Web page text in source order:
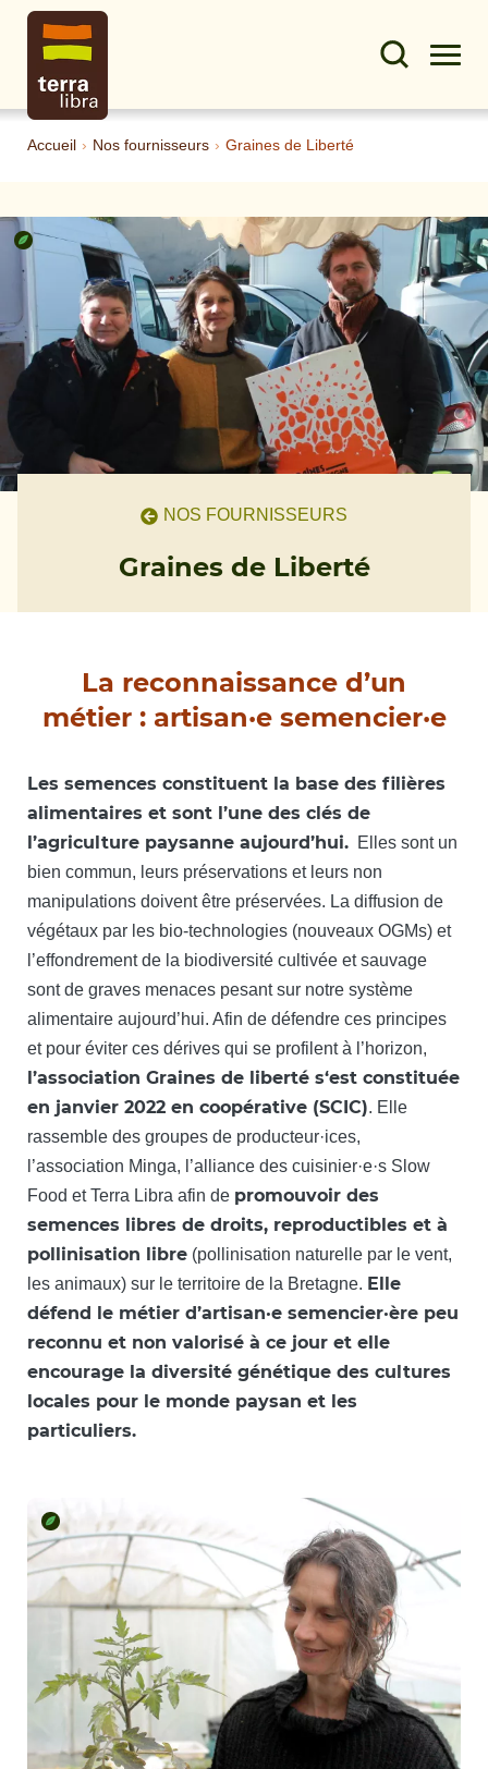
Accueil › Nos fournisseurs › Graines de Liberté
NOS FOURNISSEURS
Graines de Liberté
La reconnaissance d’un
métier : artisan·e semencier·e
Les semences constituent la base des filières
alimentaires et sont l’une des clés de
l’agriculture paysanne aujourd’hui. Elles sont un
bien commun, leurs préservations et leurs non
manipulations doivent être préservées. La diffusion de
végétaux par les bio-technologies (nouveaux OGMs) et
l’effondrement de la biodiversité cultivée et sauvage
sont de graves menaces pesant sur notre système
alimentaire aujourd’hui. Afin de défendre ces principes
et pour éviter ces dérives qui se profilent à l’horizon,
l’association Graines de liberté s‘est constituée
en janvier 2022 en coopérative (SCIC). Elle
rassemble des groupes de producteur·ices,
l’association Minga, l’alliance des cuisinier·e·s Slow
Food et Terra Libra afin de promouvoir des
semences libres de droits, reproductibles et à
pollinisation libre (pollinisation naturelle par le vent,
les animaux) sur le territoire de la Bretagne. Elle
défend le métier d’artisan·e semencier·ère peu
reconnu et non valorisé à ce jour et elle
encourage la diversité génétique des cultures
locales pour le monde paysan et les
particuliers.